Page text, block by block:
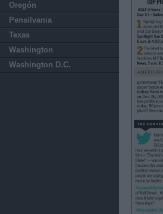
Oregón
Pensilvania
Texas
Washington
Washington D.C.